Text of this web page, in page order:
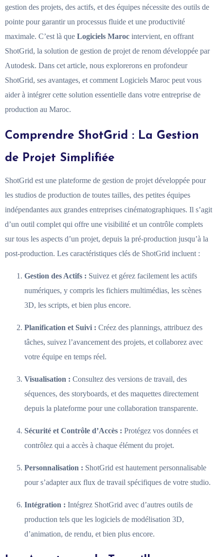
gestion des projets, des actifs, et des équipes nécessite des outils de
pointe pour garantir un processus fluide et une productivité
maximale. C’est là que Logiciels Maroc intervient, en offrant
ShotGrid, la solution de gestion de projet de renom développée par
Autodesk. Dans cet article, nous explorerons en profondeur
ShotGrid, ses avantages, et comment Logiciels Maroc peut vous
aider à intégrer cette solution essentielle dans votre entreprise de
production au Maroc.
Comprendre ShotGrid : La Gestion
de Projet Simplifiée
ShotGrid est une plateforme de gestion de projet développée pour
les studios de production de toutes tailles, des petites équipes
indépendantes aux grandes entreprises cinématographiques. Il s’agit
d’un outil complet qui offre une visibilité et un contrôle complets
sur tous les aspects d’un projet, depuis la pré-production jusqu’à la
post-production. Les caractéristiques clés de ShotGrid incluent :
Gestion des Actifs : Suivez et gérez facilement les actifs
numériques, y compris les fichiers multimédias, les scènes
3D, les scripts, et bien plus encore.
Planification et Suivi : Créez des plannings, attribuez des
tâches, suivez l’avancement des projets, et collaborez avec
votre équipe en temps réel.
Visualisation : Consultez des versions de travail, des
séquences, des storyboards, et des maquettes directement
depuis la plateforme pour une collaboration transparente.
Sécurité et Contrôle d’Accès : Protégez vos données et
contrôlez qui a accès à chaque élément du projet.
Personnalisation : ShotGrid est hautement personnalisable
pour s’adapter aux flux de travail spécifiques de votre studio.
Intégration : Intégrez ShotGrid avec d’autres outils de
production tels que les logiciels de modélisation 3D,
d’animation, de rendu, et bien plus encore.